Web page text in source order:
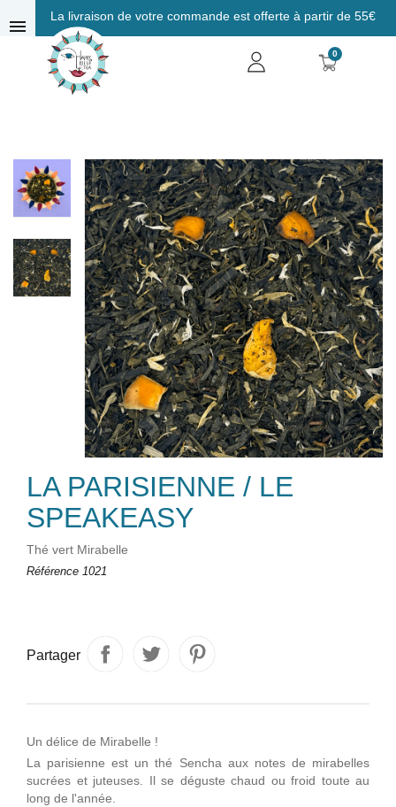
La livraison de votre commande est offerte à partir de 55€
0
LA PARISIENNE / LE
SPEAKEASY
Thé vert Mirabelle
Référence 1021
Partager
Un délice de Mirabelle !
La parisienne est un thé Sencha aux notes de mirabelles
sucrées et juteuses. Il se déguste chaud ou froid toute au
long de l'année.
menu